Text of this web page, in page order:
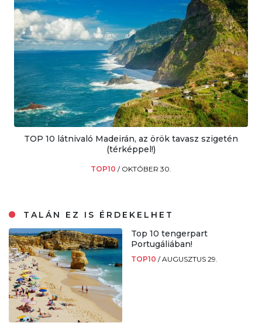
TOP 10 látnivaló Madeirán, az örök tavasz szigetén
(térképpel!)
TOP10 / OKTÓBER 30.
TALÁN EZ IS ÉRDEKELHET
Top 10 tengerpart
Portugáliában!
TOP10 /AUGUSZTUS 29.